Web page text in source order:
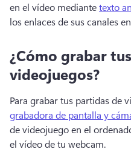
en el vídeo mediante texto
los enlaces de sus canales
¿Cómo grabar
videojuegos?
Para grabar tus partidas de
grabadora de pantalla y
de videojuego en el
el vídeo de tu webcam.